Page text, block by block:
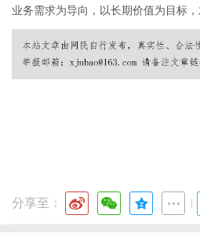
业务需求为导向，以长期价值为目标
分享至：